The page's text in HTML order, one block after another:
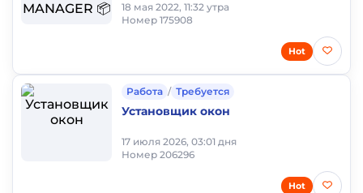
18 мая 2022, 11:32 утра
Номер 175908
Hot
Работа / Требуется
Установщик окон
17 июля 2026, 03:01 дня
Номер 206296
Hot